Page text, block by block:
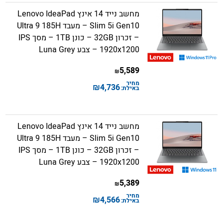
מחשב נייד 14 אינץ Lenovo IdeaPad
Slim 5i Gen10 – מעבד Ultra 9 185H
– זכרון 32GB – כונן 1TB – מסך IPS
1920x1200 – צבע Luna Grey
5,589
₪
מחיר
באילת:4,736
₪
מחשב נייד 14 אינץ Lenovo IdeaPad
Slim 5i Gen10 – מעבד Ultra 9 185H
– זכרון 32GB – כונן 1TB – מסך IPS
1920x1200 – צבע Luna Grey
5,389
₪
מחיר
באילת:4,566
₪